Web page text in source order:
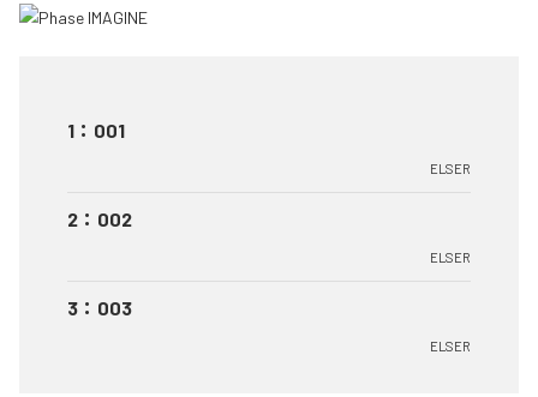
1 ： 001
ELSER
2 ： 002
ELSER
3 ： 003
ELSER